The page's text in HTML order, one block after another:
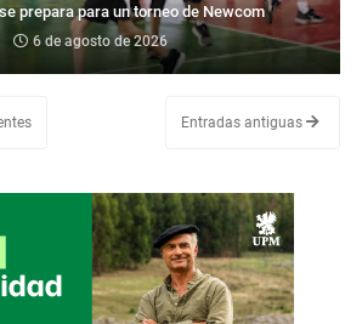
prepara para un torneo de Newcom
6 de agosto de 2026
Entradas antiguas